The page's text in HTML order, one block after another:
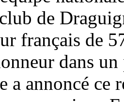
de
français de
dans
a annoncé ce